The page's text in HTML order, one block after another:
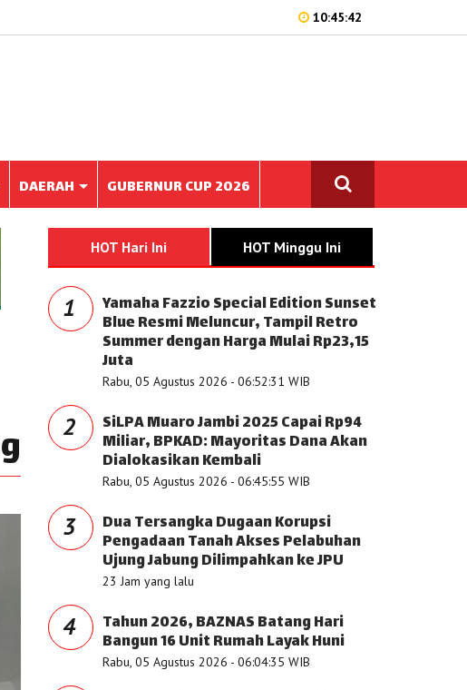
10:45:42
DAERAH GUBERNUR CUP 2026
HOT Hari Ini HOT Minggu Ini
1 Yamaha Fazzio Special Edition Sunset
Blue Resmi Meluncur, Tampil Retro
Summer dengan Harga Mulai Rp23,15
Juta
Rabu, 05 Agustus 2026 - 06:52:31 WIB
2 SiLPA Muaro Jambi 2025 Capai Rp94
Miliar, BPKAD: Mayoritas Dana Akan
Dialokasikan Kembali
Rabu, 05 Agustus 2026 - 06:45:55 WIB
3 Dua Tersangka Dugaan Korupsi
Pengadaan Tanah Akses Pelabuhan
Ujung Jabung Dilimpahkan ke JPU
23 Jam yang lalu
4 Tahun 2026, BAZNAS Batang Hari
Bangun 16 Unit Rumah Layak Huni
Rabu, 05 Agustus 2026 - 06:04:35 WIB